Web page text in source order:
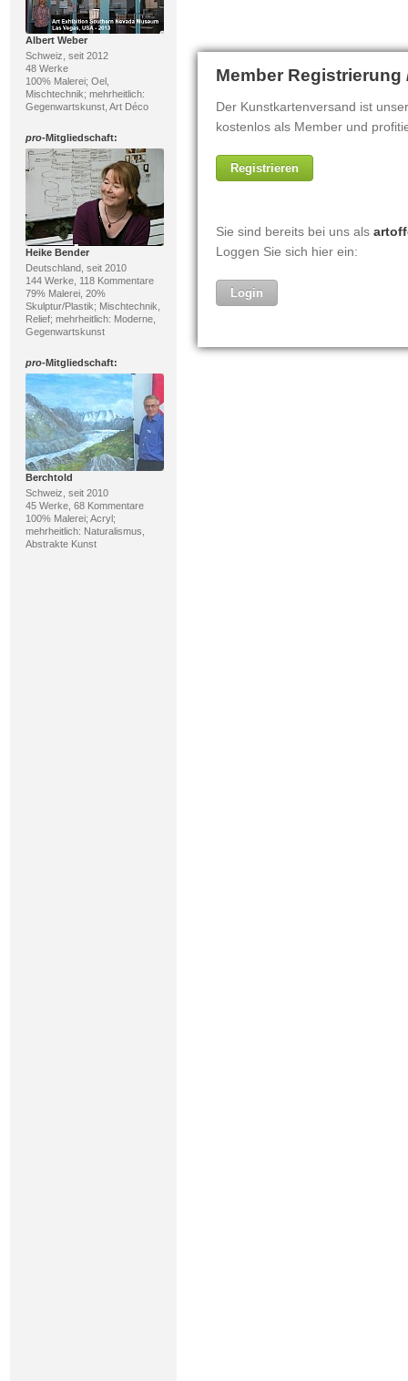
Albert Weber
Schweiz, seit 2012
48 Werke
100% Malerei; Oel,
Mischtechnik; mehrheitlich:
Gegenwartskunst, Art Déco
pro-Mitgliedschaft:
Heike Bender
Deutschland, seit 2010
144 Werke, 118 Kommentare
79% Malerei, 20%
Skulptur/Plastik; Mischtechnik,
Relief; mehrheitlich: Moderne,
Gegenwartskunst
pro-Mitgliedschaft:
Berchtold
Schweiz, seit 2010
45 Werke, 68 Kommentare
100% Malerei; Acryl;
mehrheitlich: Naturalismus,
Abstrakte Kunst